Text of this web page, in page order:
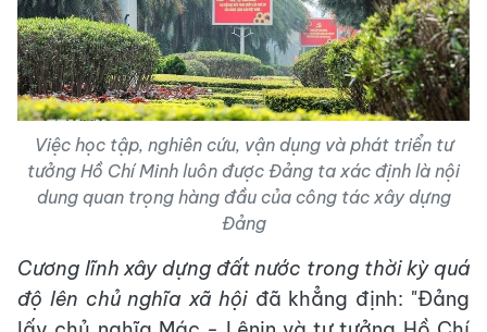
Việc học tập, nghiên cứu, vận dụng và phát triển tư
tưởng Hồ Chí Minh luôn được Đảng ta xác định là nội
dung quan trọng hàng đầu của công tác xây dựng
Đảng
Cương lĩnh xây dựng đất nước trong thời kỳ quá
độ lên chủ nghĩa xã hội đã khẳng định: "Đảng